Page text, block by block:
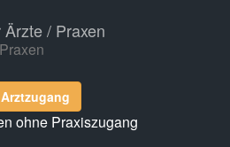
/ Praxen
ohne Praxiszugang